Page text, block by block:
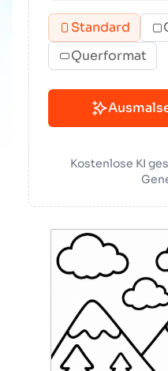
Standard
Querformat
Kostenlose KI